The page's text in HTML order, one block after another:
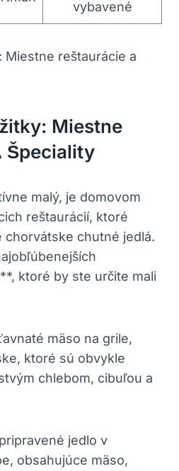
vybavené
Miestne
Špeciality
malý, je domovom
reštaurácií, ktoré
chorvátske chutné jedlá.
ktoré by ste určite mali
mäso na grile,
ktoré sú obvykle
chlebom, cibuľou a
jedlo v
obsahujúce mäso,